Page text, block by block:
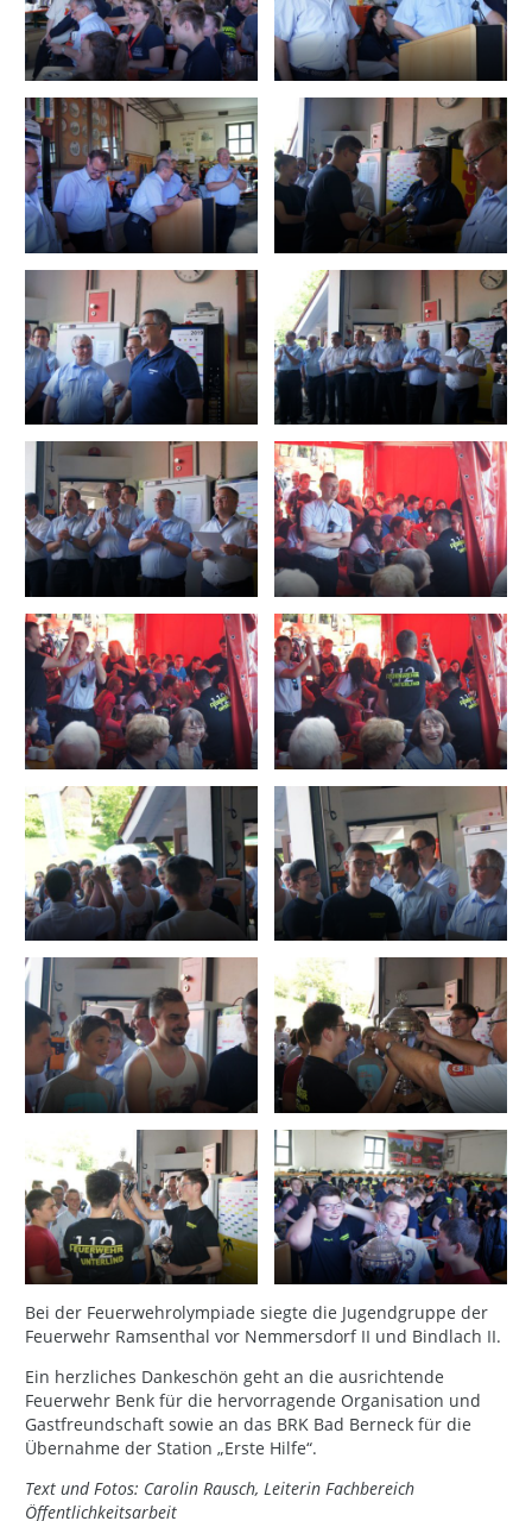
Bei der Feuerwehrolympiade siegte die Jugendgruppe der
Feuerwehr Ramsenthal vor Nemmersdorf II und Bindlach II.
Ein herzliches Dankeschön geht an die ausrichtende
Feuerwehr Benk für die hervorragende Organisation und
Gastfreundschaft sowie an das BRK Bad Berneck für die
Übernahme der Station „Erste Hilfe“.
Text und Fotos: Carolin Rausch, Leiterin Fachbereich
Öffentlichkeitsarbeit